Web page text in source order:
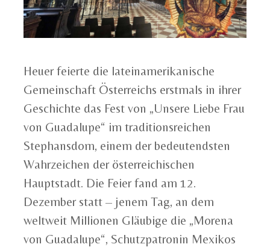
Heuer feierte die lateinamerikanische
Gemeinschaft Österreichs erstmals in ihrer
Geschichte das Fest von „Unsere Liebe Frau
von Guadalupe“ im traditionsreichen
Stephansdom, einem der bedeutendsten
Wahrzeichen der österreichischen
Hauptstadt. Die Feier fand am 12.
Dezember statt – jenem Tag, an dem
weltweit Millionen Gläubige die „Morena
von Guadalupe“, Schutzpatronin Mexikos